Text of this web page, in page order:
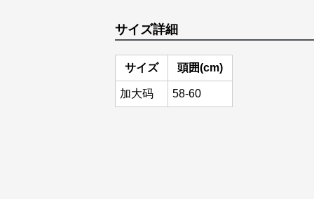
サイズ詳細
サイズ 頭囲(cm)
加大码 58-60